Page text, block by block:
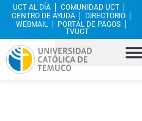
UCT AL DÍA
COMUNIDAD UCT
CENTRO DE AYUDA
DIRECTORIO
WEBMAIL
PORTAL DE PAGOS
TVUCT